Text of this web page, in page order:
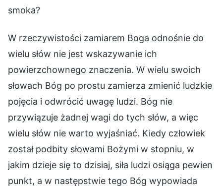
smoka?
W rzeczywistości zamiarem Boga odnośnie do
wielu słów nie jest wskazywanie ich
powierzchownego znaczenia. W wielu swoich
słowach Bóg po prostu zamierza zmienić ludzkie
pojęcia i odwrócić uwagę ludzi. Bóg nie
przywiązuje żadnej wagi do tych słów, a więc
wielu słów nie warto wyjaśniać. Kiedy człowiek
został podbity słowami Bożymi w stopniu, w
jakim dzieje się to dzisiaj, siła ludzi osiąga pewien
punkt, a w następstwie tego Bóg wypowiada